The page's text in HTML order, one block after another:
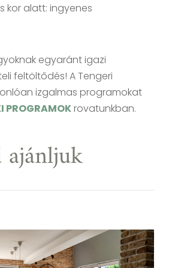
kor alatt: ingyenes
egyaránt igazi
feltöltődés! A Tengeri
izgalmas programokat
PROGRAMOKrovatunkban.